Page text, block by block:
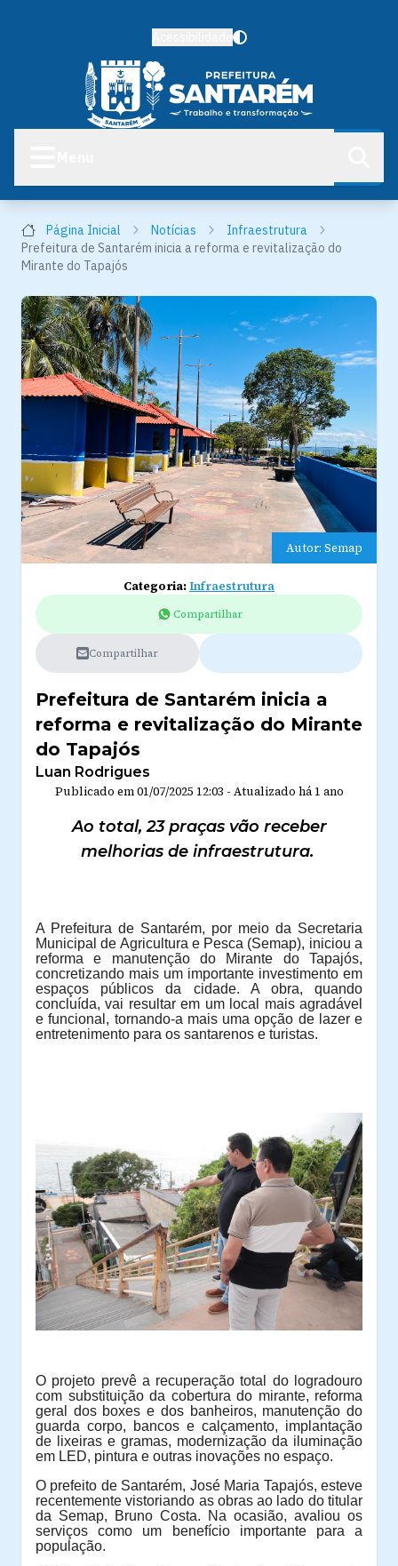
Página Inicial Notícias
Infraestrutura
Prefeitura de Santarém inicia a reforma e revitalização do
Mirante do Tapajós
Autor: Semap
Categoria:Infraestrutura
Compartilhar
Compartilhar
Prefeitura de Santarém inicia a
reforma e revitalização do Mirante
do Tapajós
Luan Rodrigues
Publicado em01/07/2025 12:03 - Atualizado há 1 ano
Ao total, 23 praças vão receber
melhorias de infraestrutura.
A Prefeitura de Santarém, por meio da Secretaria
Municipal de Agricultura e Pesca (Semap), iniciou a
reforma e manutenção do Mirante do Tapajós,
concretizando mais um importante investimento em
espaços públicos da cidade. A obra, quando
concluída, vai resultar em um local mais agradável
e funcional, tornando-a mais uma opção de lazer e
entretenimento para os santarenos e turistas.
O projeto prevê a recuperação total do logradouro
com substituição da cobertura do mirante, reforma
geral dos boxes e dos banheiros, manutenção do
guarda corpo, bancos e calçamento, implantação
de lixeiras e gramas, modernização da iluminação
em LED, pintura e outras inovações no espaço.
O prefeito de Santarém, José Maria Tapajós, esteve
recentemente vistoriando as obras ao lado do titular
da Semap, Bruno Costa. Na ocasião, avaliou os
serviços como um benefício importante para a
população.